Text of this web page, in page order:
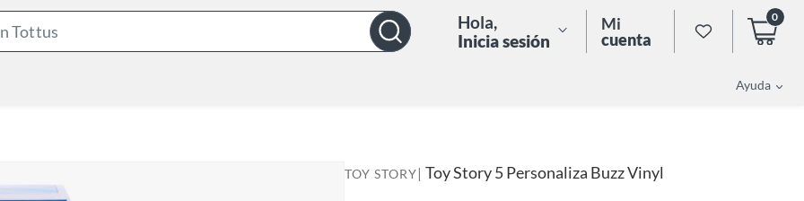
Hola,
Inicia sesión
Mi
cuenta
0
Ayuda
TOY STORY| Toy Story 5 Personaliza Buzz Vinyl